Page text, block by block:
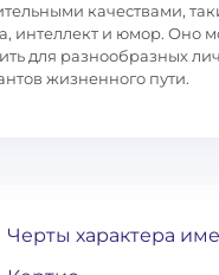
качествами,
интеллект и юмор. Оно
для разнообразных
жизненного пути.
Черты характера